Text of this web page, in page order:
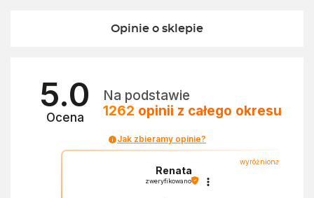
Opinie o sklepie
5.0
Ocena
Na podstawie
1262 opinii z całego okresu
Jak zbieramy opinie?
wyróżniona
Renata
zweryfikowano